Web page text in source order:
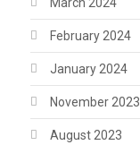
February 2024
January 2024
November 2023
August 2023